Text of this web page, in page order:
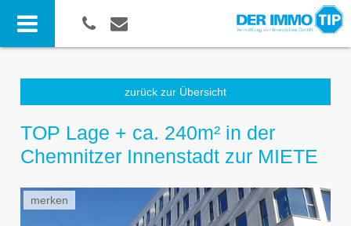
zurück zur Übersicht
TOP Lage + ca. 240m² in der
Chemnitzer Innenstadt zur MIETE
merken